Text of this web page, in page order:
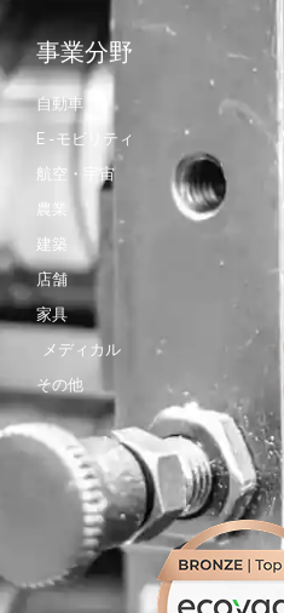
事業分野
自動車
E -モビリティ
航空・宇宙
農業
建築
店舗
家具
メディカル
その他